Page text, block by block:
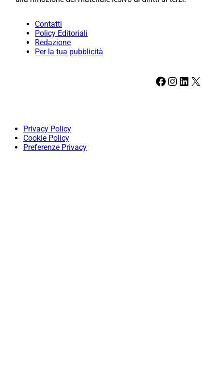
Contatti
Policy Editoriali
Redazione
Per la tua pubblicità
Facebook Instagram LinkedIn X
Privacy Policy
Cookie Policy
Preferenze Privacy